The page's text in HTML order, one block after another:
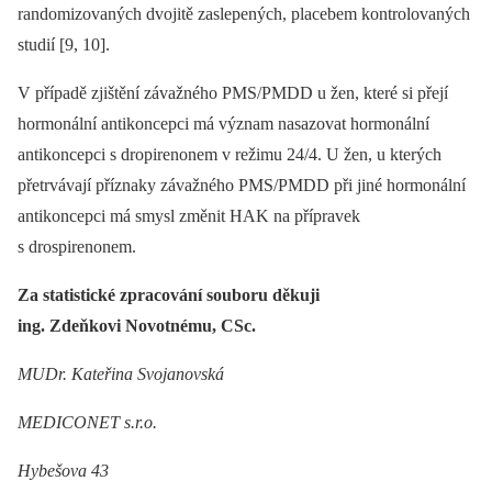
randomizovaných dvojitě zaslepených, placebem kontrolovaných
studií [9, 10].
V případě zjištění závažného PMS/PMDD u žen, které si přejí
hormonální antikoncepci má význam nasazovat hormonální
antikoncepci s dropirenonem v režimu 24/4. U žen, u kterých
přetrvávají příznaky závažného PMS/PMDD při jiné hormonální
antikoncepci má smysl změnit HAK na přípravek
s drospirenonem.
Za statistické zpracování souboru děkuji
ing. Zdeňkovi Novotnému, CSc.
MUDr. Kateřina Svojanovská
MEDICONET s.r.o.
Hybešova 43